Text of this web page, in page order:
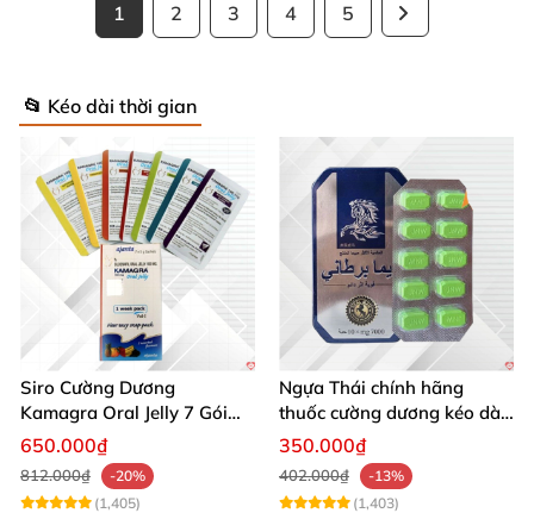
1 2 3 4 5
📂 Kéo dài thời gian
Siro Cường Dương
Kamagra Oral Jelly 7 Gói
100g tăng cường sinh lực
650.000₫
812.000₫
-20%
(1,405)
Ngựa Thái chính hãng
thuốc cường dương kéo dài
thời gian cho Nam hộp 10
350.000₫
402.000₫
-13%
(1,403)